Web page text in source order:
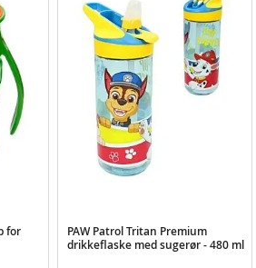
for
PAW Patrol Tritan Premium
drikkeflaske med sugerør - 480 ml